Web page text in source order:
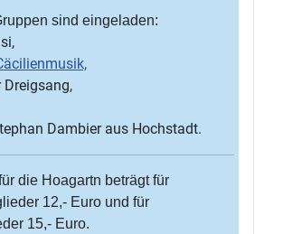
sind eingeladen:
Dreigsang,
Dambier aus Hochstadt.
die Hoagartn beträgt für
12,- Euro und für
15,- Euro.